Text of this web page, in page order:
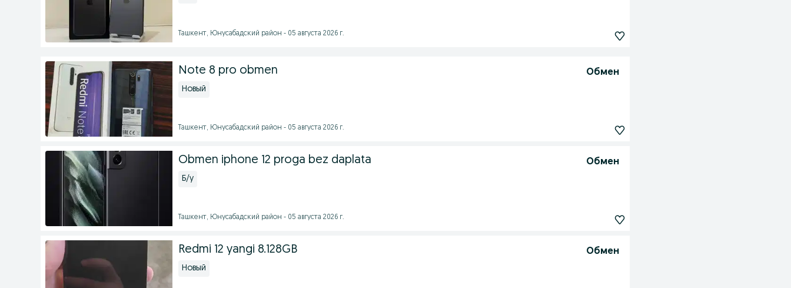
Ташкент, Юнусабадский район - 05 августа 2026 г.
Note 8 pro obmen Обмен
Новый
Ташкент, Юнусабадский район - 05 августа 2026 г.
Obmen iphone 12 proga bez daplata Обмен
Б/у
Ташкент, Юнусабадский район - 05 августа 2026 г.
Redmi 12 yangi 8.128GB Обмен
Новый